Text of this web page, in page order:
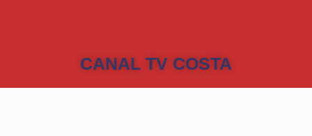
CANAL TV COSTA